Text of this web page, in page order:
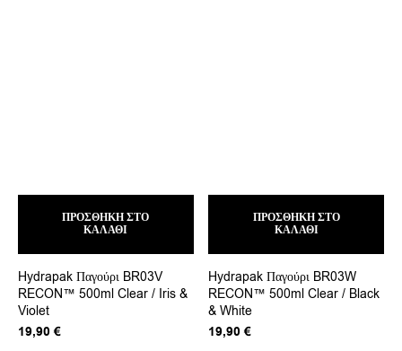
ΠΡΟΣΘΉΚΗ ΣΤΟ
ΚΑΛΆΘΙ
Hydrapak Παγούρι BR03V
RECON™ 500ml Clear / Iris &
Violet
19,90 €
ΠΡΟΣΘΉΚΗ ΣΤΟ
ΚΑΛΆΘΙ
Hydrapak Παγούρι BR03W
RECON™ 500ml Clear / Black
& White
19,90€